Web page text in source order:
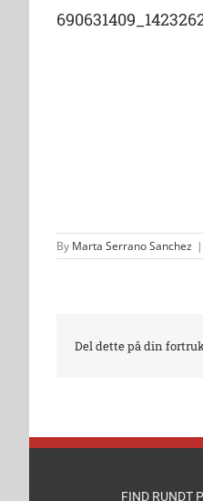
By Marta Serrano Sanchez |
Del dette på din
FIND RUNDT